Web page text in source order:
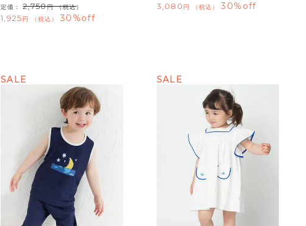
定価： 2,750 （税込）
1,925 税込 30%off
3,080 税込 30%off
SALE SALE